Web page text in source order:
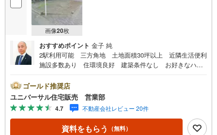
画像20枚
おすすめポイント 金子 純
2駅利用可能 三方角地 土地面積30坪以上 近隣生活便利
施設多数あり 住環境良好 建築条件なし お好きなハウ
備！】弊社は1993年に相模原にて開業し、地元の相模原・
町田を中心に数多くのお客様の住まい探しを支えてまいり
ました。「安心に・丁寧に・分かりやすく」を心がけなが
ら皆様のお役に立ちたいと思います。【何でもご相談くだ
さい！】不動産のご相談もお気軽にご連絡ください物件詳
細のことはもちろん、売却相談、ローン診断等何でもご相
ゴールド推奨店
ユニバーサル住宅販売 営業部
4.7 不動産会社レビュー 20件
資料をもらう （無料）